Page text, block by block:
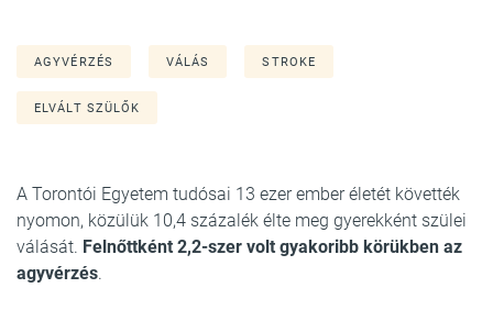
AGYVÉRZÉS VÁLÁS STROKE
ELVÁLT SZÜLŐK
A Torontói Egyetem tudósai 13 ezer ember életét követték
nyomon, közülük 10,4 százalék élte meg gyerekként szülei
válását. Felnőttként 2,2-szer volt gyakoribb körükben az
agyvérzés.